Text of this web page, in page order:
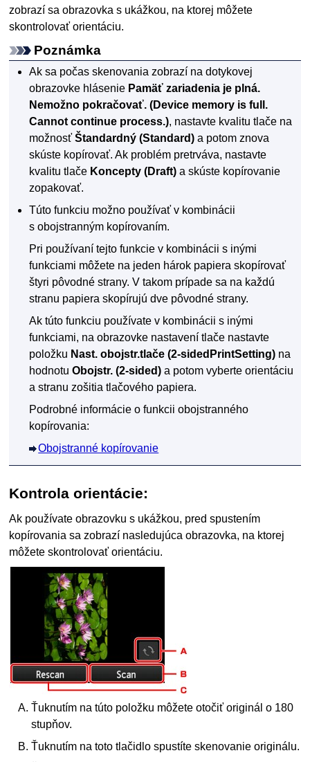
zobrazí sa obrazovka s ukážkou, na ktorej môžete
skontrolovať orientáciu.
Poznámka
Ak sa počas skenovania zobrazí nadotykovej
obrazovke hlásenie Pamäť zariadenia je plná.
Nemožno pokračovať. (Device memory is full.
Cannot continue process.), nastavte kvalitu tlače na
možnosťŠtandardný (Standard) a potom znova
skúste kopírovať. Ak problém pretrváva, nastavte
kvalitu tlače Koncepty (Draft) a skúste kopírovanie
zopakovať.
Túto funkciu možno používať v kombinácii
s obojstranným kopírovaním.
Pri používaní tejto funkcie v kombinácii s inými
funkciami môžete na jeden hárok papiera skopírovať
štyri pôvodné strany. V takom prípade sa na každú
stranu papiera skopírujú dve pôvodné strany.
Ak túto funkciu používate v kombinácii s inými
funkciami, na obrazovke nastavení tlače nastavte
položku Nast. obojstr.tlače (2-sidedPrintSetting) na
hodnotuObojstr. (2-sided) a potom vyberte orientáciu
a stranu zošitia tlačového papiera.
Podrobné informácie o funkcii obojstranného
kopírovania:
Obojstranné kopírovanie
Kontrola orientácie:
Ak používate obrazovku s ukážkou, pred spustením
kopírovania sa zobrazí nasledujúca obrazovka, na ktorej
môžete skontrolovať orientáciu.
Ťuknutím na túto položku môžete otočiť originál o 180
stupňov.
Ťuknutím na toto tlačidlo spustíte skenovanie originálu.